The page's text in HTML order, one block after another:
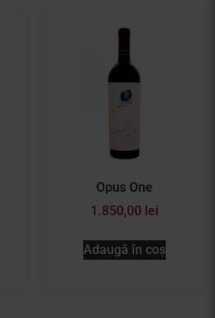
Opus One
1.850,00 lei
Adaugă în coș